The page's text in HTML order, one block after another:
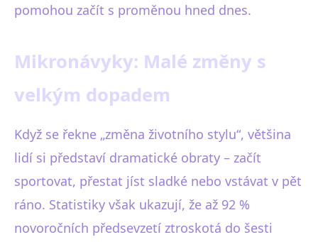
pomohou začít s proměnou hned dnes.
Mikronávyky: Malé změny s
velkým dopadem
Když se řekne „změna životního stylu“, většina
lidí si představí dramatické obraty – začít
sportovat, přestat jíst sladké nebo vstávat v pět
ráno. Statistiky však ukazují, že až 92 %
novoročních předsevzetí ztroskotá do šesti